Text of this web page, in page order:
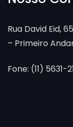
Rua David Eid,
– Primeiro
Fone: (11) 5631-